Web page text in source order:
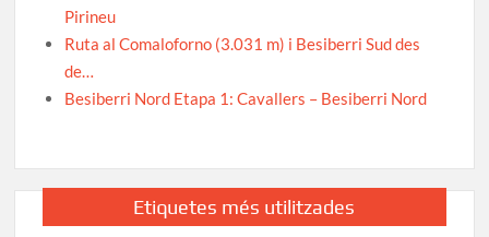
Pirineu
Ruta al Comaloforno (3.031 m) i Besiberri Sud des
de…
Besiberri Nord Etapa 1: Cavallers – Besiberri Nord
Etiquetes més utilitzades